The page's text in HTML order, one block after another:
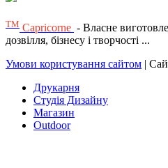
ТМ Capricorne - Власне
дозвілля, бізнесу і творчості ...
Умови користування сайтом |
Друкарня
Студія Дизайну
Магазин
Outdoor